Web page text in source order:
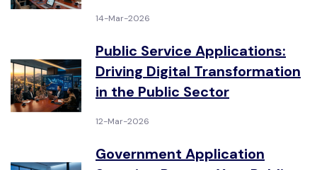
14-Mar-2026
Public Service Applications:
Driving Digital Transformation
in the Public Sector
12-Mar-2026
Government Application